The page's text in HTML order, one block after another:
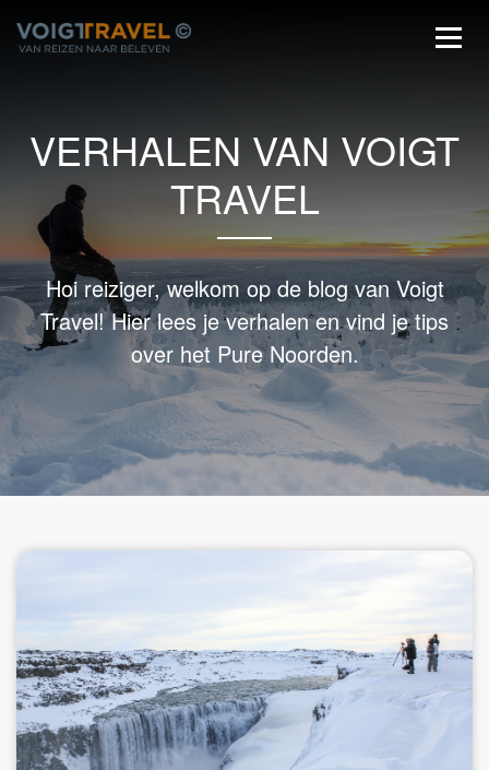
VERHALEN VAN VOIGT
TRAVEL
Hoi reiziger, welkom op de blog van Voigt
Travel! Hier lees je verhalen en vind je tips
over het Pure Noorden.